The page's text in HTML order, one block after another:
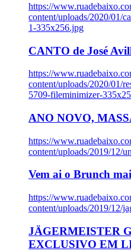
https://
content/uploads/2020/01/
1-335x256.jpg
CANTO de José
https://
content/uploads/2020/01/
5709-fileminimizer-
ANO NOVO,
https://
content/uploads/2019/12/
Vem ai o Brunch
https://
content/uploads/2019/12/
JÄGERMEISTER
EXCLUSIVO EM